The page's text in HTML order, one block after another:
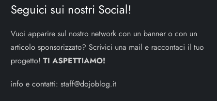
Seguici sui nostri Social!
Vuoi apparire sul nostro network con un banner o con un
articolo sponsorizzato? Scrivici una mail e raccontaci il tuo
progetto!TI ASPETTIAMO!
info e contatti:staff@dojoblog.it